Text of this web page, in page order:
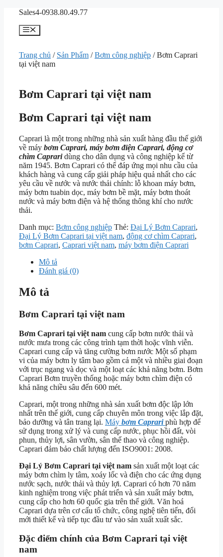
Chuyển
dung
Sales4-0938.80.49.77
Menu
Trang chủ / Sản Phẩm /Bơm công nghiệp / Bơm Caprari
tại việt nam
Bơm Caprari tại việt nam
Bơm Caprari tại việt nam
Caprari là một trong những nhà sản xuất hàng đầu thế giới
về máy bơm Caprari, máy bơm điện Caprari, động cơ
chìm Capraridùng cho dân dụng và công nghiệp kể từ
năm 1945. Bơm Caprari có thể đáp ứng mọi nhu cầu của
khách hàng và cung cấp giải pháp hiệu quả nhất cho các
yêu cầu về nước và nước thải chính: lỗ khoan máy bơm,
máy bơm tuabin dọc, máy bơm bề mặt, máy bơm thoát
nước và máy bơm điện và hệ thống thông khí cho nước
thải.
Danh mục: Bơm công nghiệp Thẻ: Đại Lý Bơm Caprari,
Đại Lý Bơm Caprari tại việt nam, động cơ chìm Caprari,
bơm Caprari, Caprari việt nam, máy bơm điện Caprari
Mô tả
Đánh giá (0)
Mô tả
Bơm Caprari tại việt nam
Bơm Caprari tại việt nam cung cấp bơm nước thải và
nước mưa trong các công trình tạm thời hoặc vĩnh viễn.
Caprari cung cấp và tăng cường bơm nước Một số phạm
vi của máy bơm ly tâm bao gồm cả một và nhiều giai đoạn
với trục ngang và dọc và một loạt các khả năng bơm. Bơm
Caprari Bơm truyền thống hoặc máy bơm chìm điện có
khả năng chiều sâu đến 600 mét.
Caprari, một trong những nhà sản xuất bơm độc lập lớn
nhất trên thế giới, cung cấp chuyên môn trong việc lắp đặt,
bảo dưỡng và tân trang lại. Máy bơm Caprari phù hợp để
sử dụng trong xử lý và cung cấp nước, phục hồi đất, vòi
phun, thủy lợi, sân vườn, sân thể thao và công nghiệp.
Caprari đảm bảo chất lượng đến ISO9001: 2008.
Đại Lý Bơm Caprari tại việt nam sản xuất một loạt các
máy bơm chìm ly tâm, xoáy lốc và điện cho các ứng dụng
nước sạch, nước thải và thủy lợi. Caprari có hơn 70 năm
kinh nghiệm trong việc phát triển và sản xuất máy bơm,
cung cấp cho hơn 60 quốc gia trên thế giới. Văn hoá
Caprari dựa trên cơ cấu tổ chức, công nghệ tiên tiến, đổi
mới thiết kế và tiếp tục đầu tư vào sản xuất xuất sắc.
Đặc điểm chính của Bơm Caprari tại việt
nam